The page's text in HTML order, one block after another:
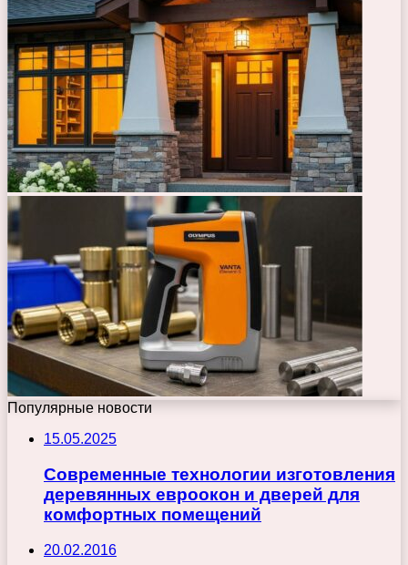
Популярные новости
15.05.2025
Современные технологии изготовления
деревянных евроокон и дверей для
комфортных помещений
20.02.2016